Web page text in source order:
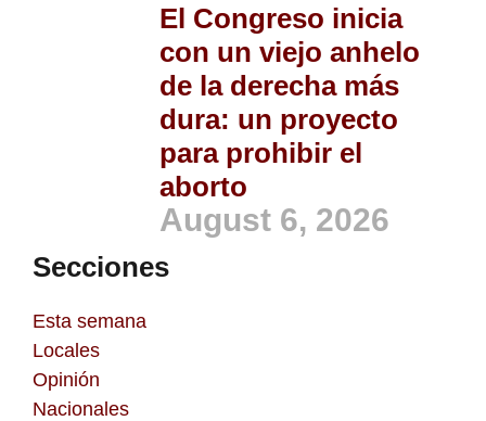
El Congreso inicia
con un viejo anhelo
de la derecha más
dura: un proyecto
para prohibir el
aborto
August 6, 2026
Secciones
Esta semana
Locales
Opinión
Nacionales